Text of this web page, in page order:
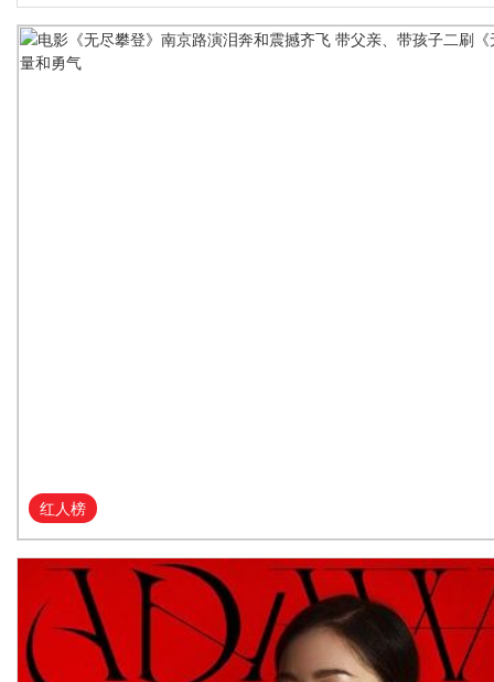
电影《无尽攀登》南京路演泪奔和震撼齐飞 带父亲
《无尽攀登》获取力量和勇气
11月24日，由吴京、郭帆特别推荐，胡歌倾情献声，刘开珞监制，
策导演的电影《无尽攀···…
红人榜